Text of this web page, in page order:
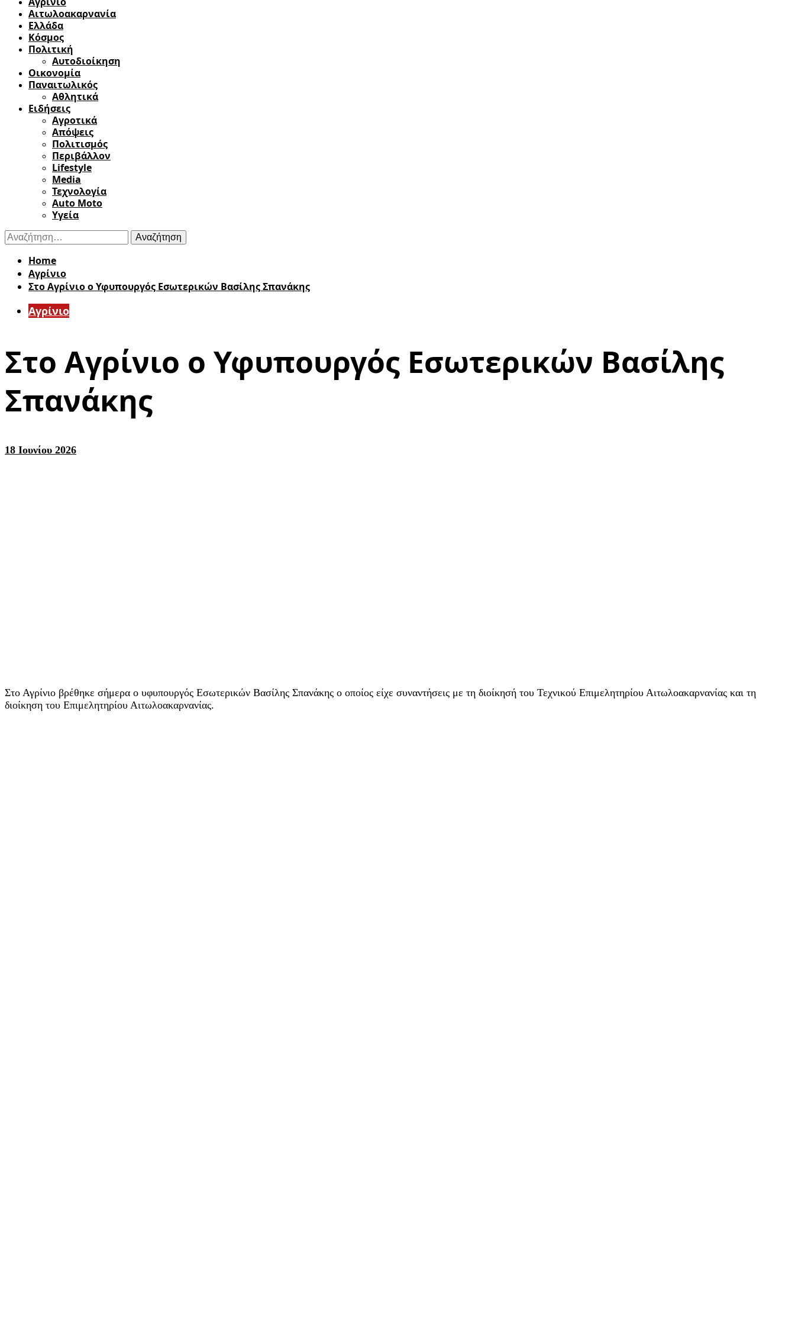
Αιτωλοακαρνανία
Ελλάδα
Κόσμος
Πολιτική
Αυτοδιοίκηση
Οικονομία
Παναιτωλικός
Αθλητικά
Ειδήσεις
Αγροτικά
Απόψεις
Πολιτισμός
Περιβάλλον
Lifestyle
Media
Τεχνολογία
Auto Moto
Υγεία
Αναζήτηση
για:
Home
Aγρίνιο
Στο Αγρίνιο ο Υφυπουργός Εσωτερικών Βασίλης Σπανάκης
Aγρίνιο
Στο Αγρίνιο ο Υφυπουργός Εσωτερικών Βασίλης
Σπανάκης
18 Ιουνίου 2026
Στο Αγρίνιο βρέθηκε σήμερα ο υφυπουργός Εσωτερικών Βασίλης Σπανάκης ο οποίος είχε συναντήσεις με τη διοίκησή του Τεχνικού Επιμελητηρίου Αιτωλοακαρνανίας και τη
διοίκηση του Επιμελητηρίου Αιτωλοακαρνανίας.